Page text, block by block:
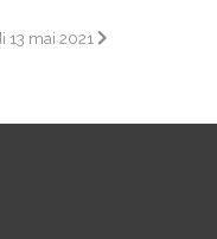
13 mai 2021